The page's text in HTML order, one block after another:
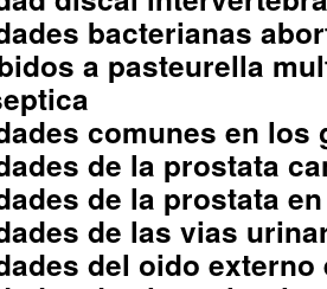
bacterianas
a pasteurella
comunes en los
de la prostata
de la prostata
de las vias
del oido